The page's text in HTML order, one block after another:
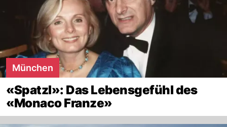
München
«Spatzl»: Das Lebensgefühl des
«Monaco Franze»